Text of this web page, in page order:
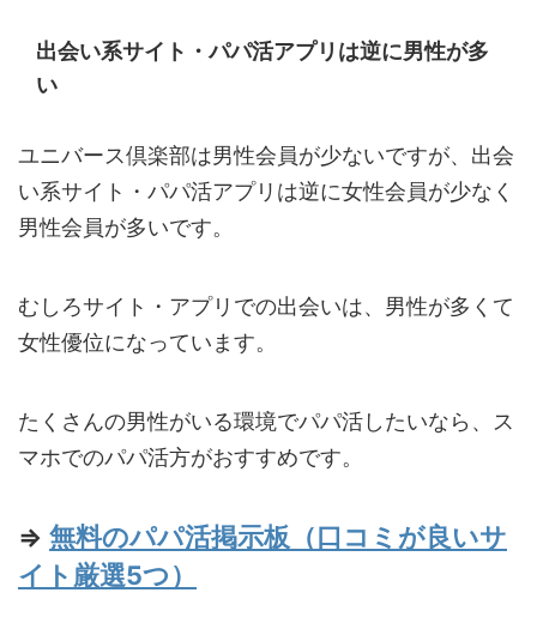
出会い系サイト・パパ活アプリは逆に男性が多
い
ユニバース倶楽部は男性会員が少ないですが、出会
い系サイト・パパ活アプリは逆に女性会員が少なく
男性会員が多いです。
むしろサイト・アプリでの出会いは、男性が多くて
女性優位になっています。
たくさんの男性がいる環境でパパ活したいなら、ス
マホでのパパ活方がおすすめです。
⇒ 無料のパパ活掲示板（口コミが良いサ
イト厳選5つ）